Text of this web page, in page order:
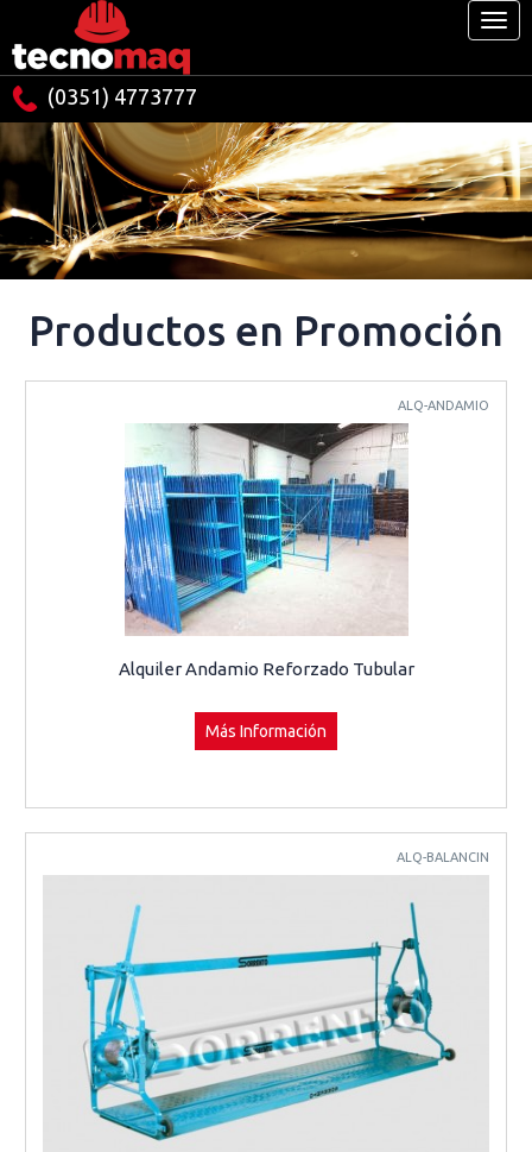
(0351) 4773777
Productos en Promoción
ALQ-ANDAMIO
Alquiler Andamio Reforzado Tubular
Más Información
ALQ-BALANCIN